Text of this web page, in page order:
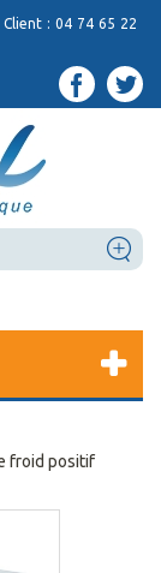
Client : 04 74 65 22
froid positif